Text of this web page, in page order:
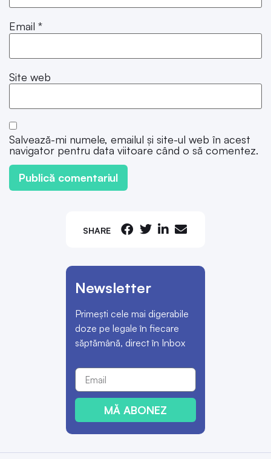
SHARE
Newsletter
Primești cele mai digerabile
doze pe legale în fiecare
săptămână, direct în Inbox
MĂ ABONEZ
Email *
Site web
Salvează-mi numele, emailul și site-ul web în acest
navigator pentru data viitoare când o să comentez.